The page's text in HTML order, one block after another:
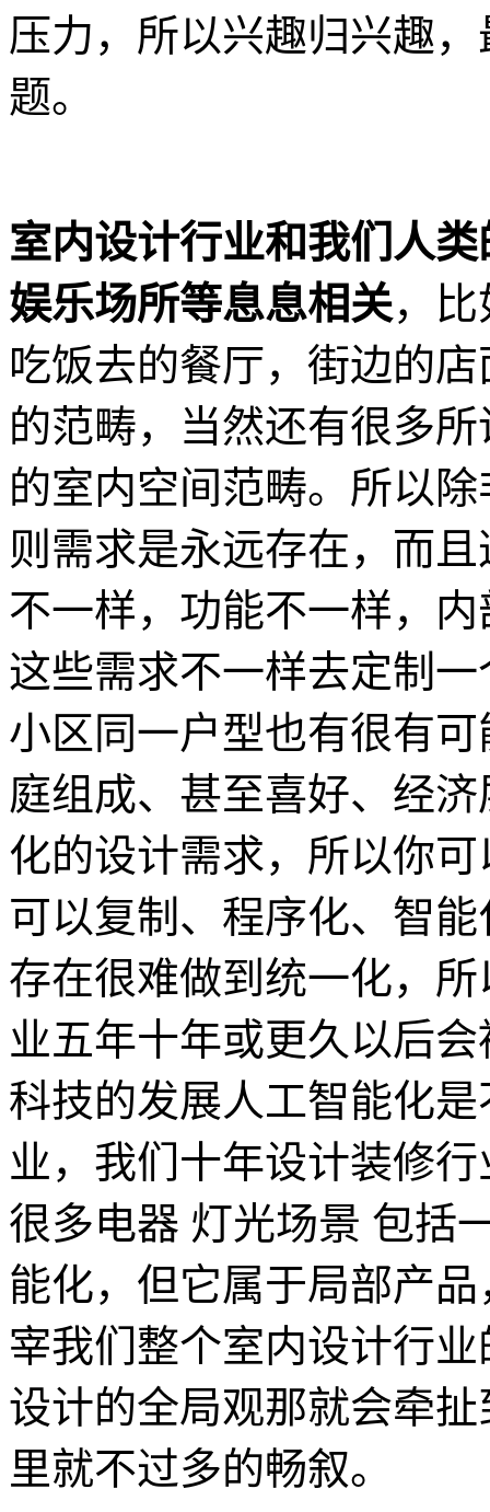
压力，所以兴趣归兴趣
题。
室内设计行业和我们人
娱乐场所等息息相关，
吃饭去的餐厅，街边的
的范畴，当然还有很多
的室内空间范畴。所以
则需求是永远存在，而
不一样，功能不一样，
这些需求不一样去定制
小区同一户型也有很有
庭组成、甚至喜好、经
化的设计需求，所以你
可以复制、程序化、智
存在很难做到统一化，
业五年十年或更久以后
科技的发展人工智能化
业，我们十年设计装修
很多电器 灯光场景 包括
能化，但它属于局部产
宰我们整个室内设计行
设计的全局观那就会牵
里就不过多的畅叙。